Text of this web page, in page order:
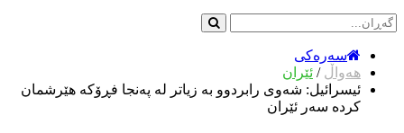
سەرەکی
هەواڵ / ئێران
ئیسرائیل: شەوی رابردوو بە زیاتر لە پەنجا فڕۆكە هێرشمان
كردە سەر ئێران